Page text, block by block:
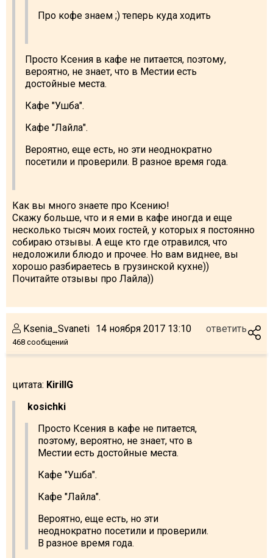
Про кофе знаем ;) теперь куда ходить
Просто Ксения в кафе не питается, поэтому,
вероятно, не знает, что в Местии есть
достойные места.
Кафе "Ушба".
Кафе "Лайла".
Вероятно, еще есть, но эти неоднократно
посетили и проверили. В разное время года.
Как вы много знаете про Ксению!
Скажу больше, что и я еми в кафе иногда и еще
несколько тысяч моих гостей, у которых я постоянно
собираю отзывы. А еще кто где отравился, что
недоложили блюдо и прочее. Но вам виднее, вы
хорошо разбираетесь в грузинской кухне))
Почитайте отзывы про Лайла))
Ksenia_Svaneti
468 сообщений
14 ноября 2017 13:10 ответить
цитата: KirillG
kosichki
Просто Ксения в кафе не питается,
поэтому, вероятно, не знает, что в
Местии есть достойные места.
Кафе "Ушба".
Кафе "Лайла".
Вероятно, еще есть, но эти
неоднократно посетили и проверили.
В разное время года.